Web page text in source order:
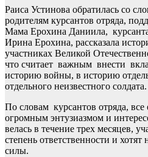
Раиса Устинова обратилась со
родителям курсантов отряда,
Мама Ерохина Даниила,
Ирина Ерохина, рассказала
участниках Великой
что считает важным внести
историю войны, в историю
отдельного неизвестного солдата.
По словам курсантов отряда,
огромным энтузиазмом и
велась в течение трех месяцев,
степень ответственности и
силы.